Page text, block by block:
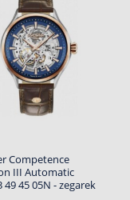
Competence
III Automatic
49 45 05N - zegarek